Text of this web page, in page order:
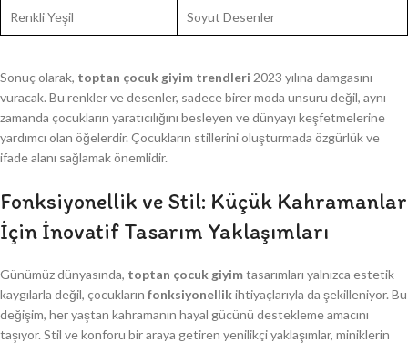
Renkli Yeşil Soyut Desenler
Sonuç olarak, toptan çocuk giyim trendleri 2023 yılına damgasını
vuracak. Bu renkler ve desenler, sadece birer moda unsuru değil, aynı
zamanda çocukların yaratıcılığını besleyen ve dünyayı keşfetmelerine
yardımcı olan öğelerdir. Çocukların stillerini oluşturmada özgürlük ve
ifade alanı sağlamak önemlidir.
Fonksiyonellik ve Stil: Küçük Kahramanlar
İçin İnovatif Tasarım Yaklaşımları
Günümüz dünyasında, toptan çocuk giyimtasarımları yalnızca estetik
kaygılarla değil, çocukların fonksiyonellikihtiyaçlarıyla da şekilleniyor. Bu
değişim, her yaştan kahramanın hayal gücünü destekleme amacını
taşıyor. Stil ve konforu bir araya getiren yenilikçi yaklaşımlar, miniklerin